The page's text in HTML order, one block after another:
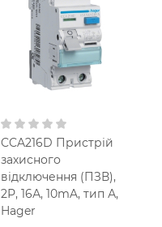
мод.
25 мм2
30 мА
Тип A
CCA216D Пристрій
захисного
відключення (ПЗВ),
2Р, 16А, 10mA, тип А,
Hager